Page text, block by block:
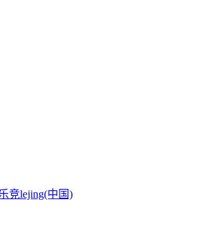
竞lejing(中国)